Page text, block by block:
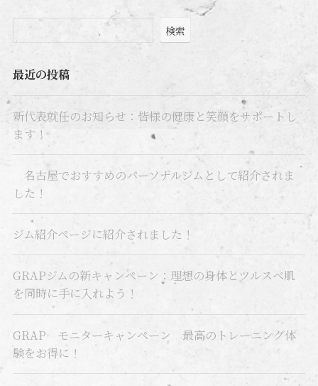
検索
最近の投稿
新代表就任のお知らせ：皆様の健康と笑顔をサポートし
ます！
名古屋でおすすめのパーソナルジムとして紹介されま
した！
ジム紹介ページに紹介されました！
GRAPジムの新キャンペーン：理想の身体とツルスベ肌
を同時に手に入れよう！
GRAP モニターキャンペーン 最高のトレーニング体
験をお得に！